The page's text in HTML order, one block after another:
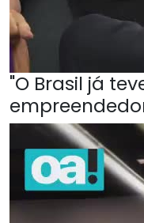
"O Brasil já